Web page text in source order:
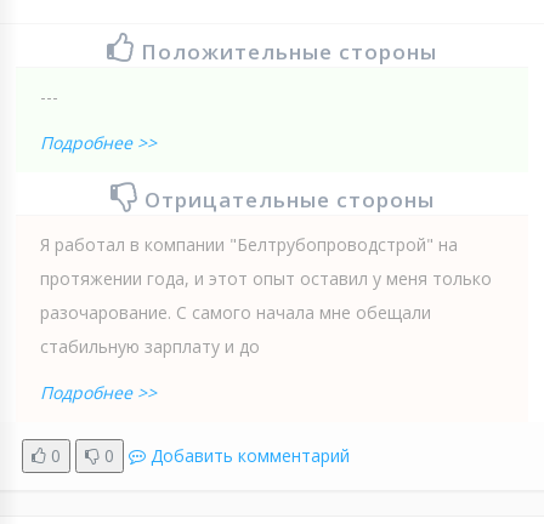
Положительные стороны
---
Подробнее >>
Отрицательные стороны
Я работал в компании "Белтрубопроводстрой" на
протяжении года, и этот опыт оставил у меня только
разочарование. С самого начала мне обещали
стабильную зарплату и до
Подробнее >>
0 0 Добавить комментарий